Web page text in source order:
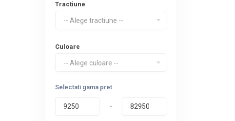
Tractiune
-- Alege tractiune --
Culoare
-- Alege culoare --
Selectati gama pret
-